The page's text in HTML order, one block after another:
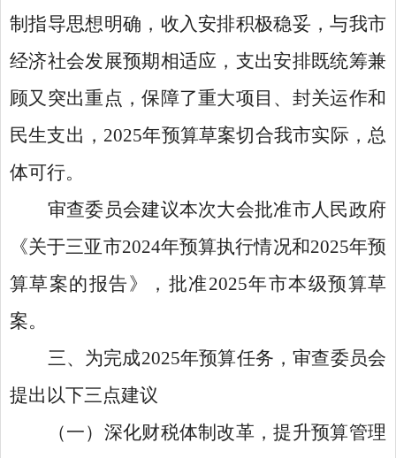
制指导思想明确，收入安排积极稳妥，与我市
经济社会发展预期相适应，支出安排既统筹兼
顾又突出重点，保障了重大项目、封关运作和
民生支出，2025年预算草案切合我市实际，总
体可行。
审查委员会建议本次大会批准市人民政府
《关于三亚市2024年预算执行情况和2025年预
算草案的报告》，批准2025年市本级预算草
案。
三、为完成2025年预算任务，审查委员会
提出以下三点建议
（一）深化财税体制改革，提升预算管理